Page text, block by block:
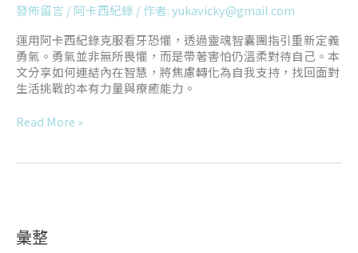
發佈留言 /阿卡西紀錄 / 作者:yukavicky@gmail.com
運用阿卡西紀錄克服看牙恐懼，透過靈魂智囊團指引重新定義
勇氣。勇氣並非無所畏懼，而是帶著害怕仍溫柔對待自己。本
文分享如何連結內在智慧，將焦慮轉化為自我支持，找回面對
生活挑戰的本有力量與療癒能力。
Read More »
彙整